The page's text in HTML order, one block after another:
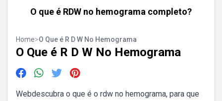
O que é RDW no hemograma completo?
Home>O Que é R D W No Hemograma
O Que é R D W No Hemograma
Webdescubra o que é o rdw no hemograma, para que